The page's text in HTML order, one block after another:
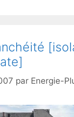
par Energie-